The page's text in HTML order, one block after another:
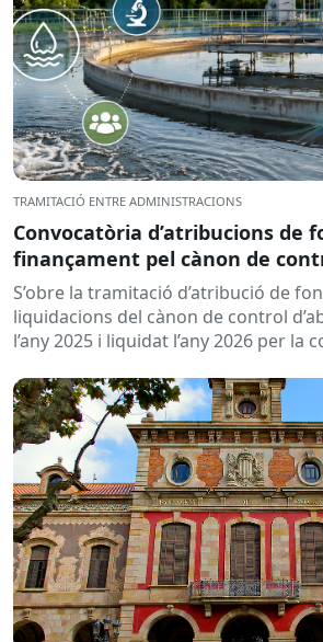
TRAMITACIÓ ENTRE ADMINISTRACIONS
Convocatòria d’atribucions de
finançament pel cànon de
d’abocaments meritat l’any
2026
S’obre la tramitació d’atribució de
liquidacions del cànon de control
l’any 2025 i liquidat l’any 2026 per la